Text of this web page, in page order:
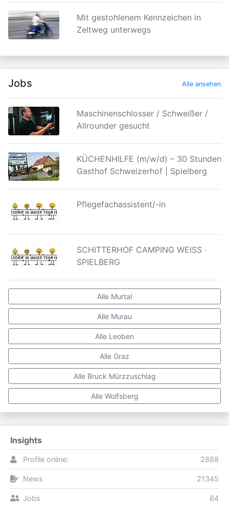
Mit gestohlenem Kennzeichen in
Zeltweg unterwegs
Jobs Alle ansehen
Maschinenschlosser / Schweißer /
Allrounder gesucht
KÜCHENHILFE (m/w/d) – 30 Stunden |
Gasthof Schweizerhof | Spielberg
Pflegefachassistent/-in
SCHITTERHOF CAMPING WEISS ·
SPIELBERG
Alle Murtal
Alle Murau
Alle Leoben
Alle Graz
Alle Bruck Mürzzuschlag
Alle Wolfsberg
Insights
Profile online: 2888
News 21345
Jobs 84